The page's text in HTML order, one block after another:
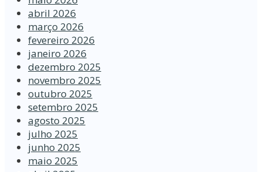
abril 2026
março 2026
fevereiro 2026
janeiro 2026
dezembro 2025
novembro 2025
outubro 2025
setembro 2025
agosto 2025
julho 2025
junho 2025
maio 2025